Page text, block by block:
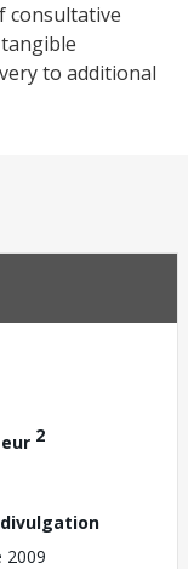
consultative
to additional
2
2009